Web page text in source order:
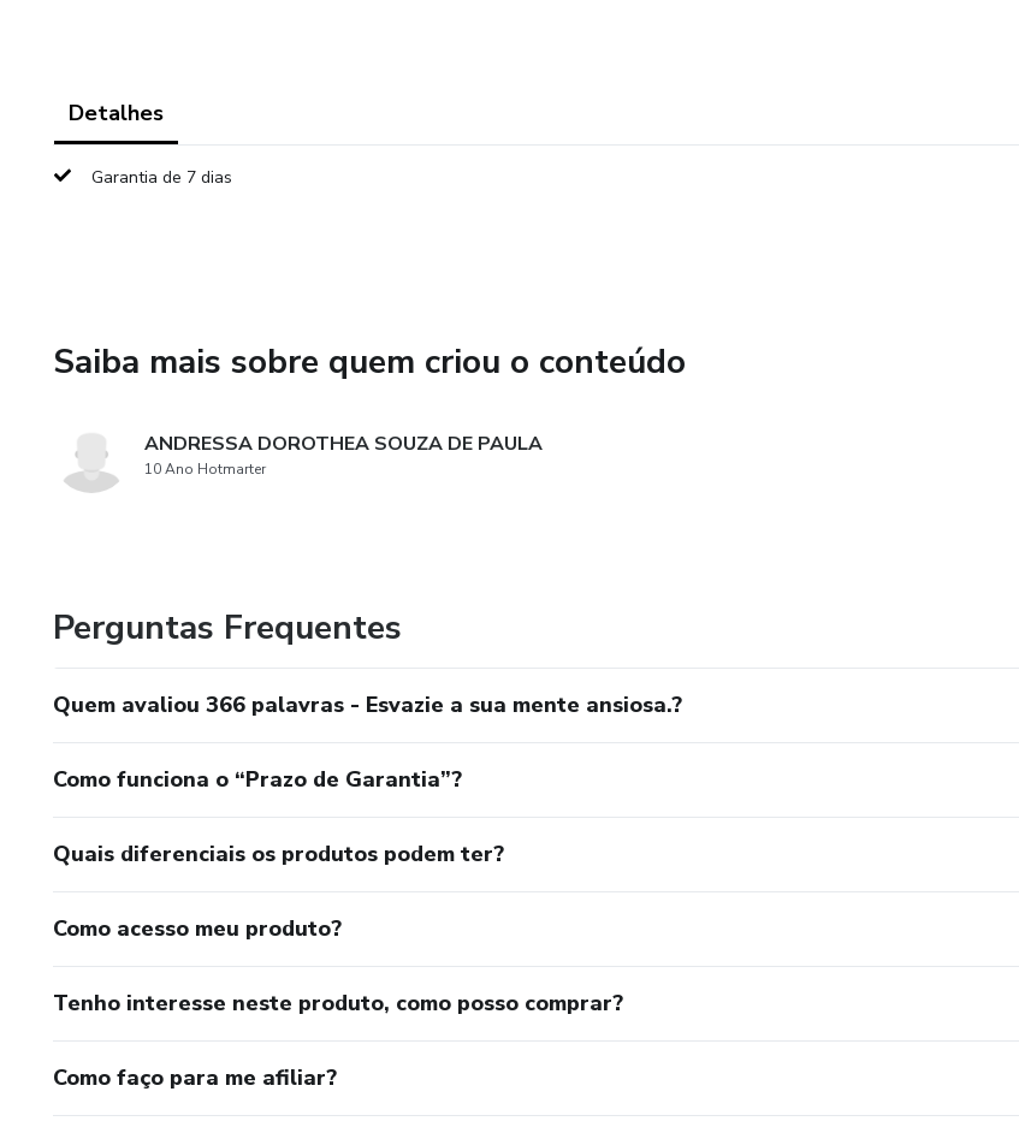
O livro inclui também indicações de leituras, que podem te auxiliar nos temas propostos.
dia de cada vez.
Detalhes
Garantia de 7 dias
Saiba mais sobre quem criou o conteúdo
ANDRESSA DOROTHEA SOUZA DE PAULA
10 Ano Hotmarter
Perguntas Frequentes
Quem avaliou 366 palavras - Esvazie a sua mente ansiosa.?
Como funciona o “Prazo de Garantia”?
Quais diferenciais os produtos podem ter?
Como acesso meu produto?
Tenho interesse neste produto, como posso comprar?
Como faço para me afiliar?